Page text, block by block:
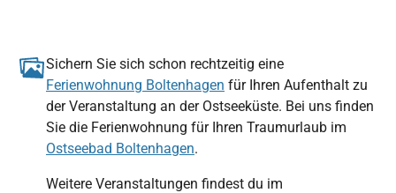
Sichern Sie sich schon rechtzeitig eine
Ferienwohnung Boltenhagen für Ihren Aufenthalt zu
der Veranstaltung an der Ostseeküste. Bei uns finden
Sie die Ferienwohnung für Ihren Traumurlaub im
Ostseebad Boltenhagen.
Weitere Veranstaltungen findest du im